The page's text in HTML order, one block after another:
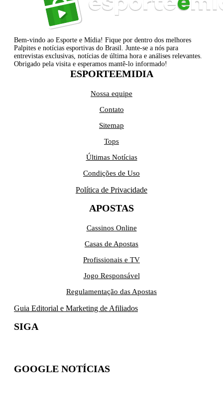
Bem-vindo ao Esporte e Mídia! Fique por dentro dos melhores
Palpites e notícias esportivas do Brasil. Junte-se a nós para
entrevistas exclusivas, notícias de última hora e análises relevantes.
Obrigado pela visita e esperamos mantê-lo informado!
ESPORTEEMIDIA
Nossa equipe
Contato
Sitemap
Tops
Últimas Notícias
Condições de Uso
Política de Privacidade
APOSTAS
Cassinos Online
Casas de Apostas
Profissionais e TV
Jogo Responsável
Regulamentação das Apostas
Guia Editorial e Marketing de Afiliados
SIGA
GOOGLE NOTÍCIAS